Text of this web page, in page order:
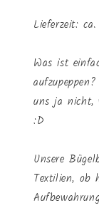
Lieferzeit:
Was ist
uns ja nicht,
:D
Unsere
Textilien, ob